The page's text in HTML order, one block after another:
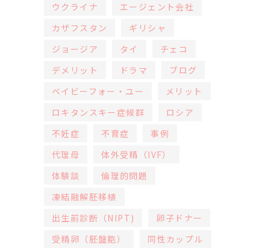
ウクライナ
エージェント会社
カザフスタン
ギリシャ
ジョージア
タイ
チェコ
デメリット
ドラマ
ブログ
ベイビーフォー・ユー
メリット
ロキタンスキー症候群
ロシア
不妊症
不育症
事例
代理母
体外受精（IVF）
体験談
倫理的問題
凍結融解胚移植
出生前診断（NIPT)
卵子ドナー
受精卵（胚盤胞）
同性カップル